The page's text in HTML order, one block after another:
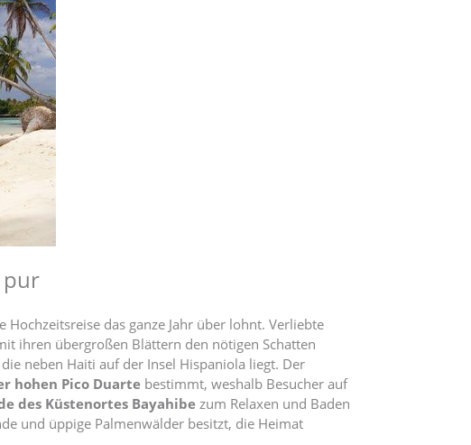
pur
das ganze Jahr über lohnt. Verliebte
ihren übergroßen Blättern den nötigen Schatten
neben Haiti auf der Insel Hispaniola liegt. Der
hohen Pico Duarte bestimmt, weshalb Besucher auf
des Küstenortes Bayahibezum Relaxen und Baden
und üppige Palmenwälder besitzt, die Heimat